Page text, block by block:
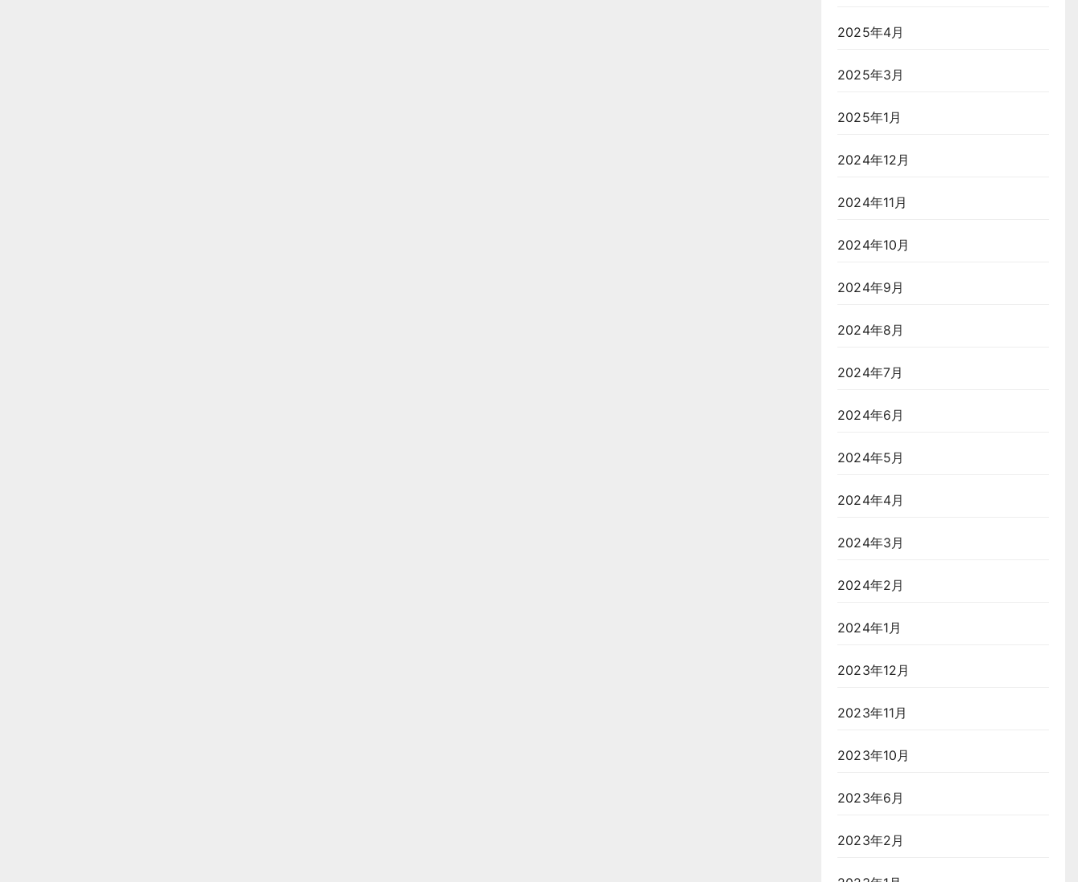
2025年4月
2025年3月
2025年1月
2024年12月
2024年11月
2024年10月
2024年9月
2024年8月
2024年7月
2024年6月
2024年5月
2024年4月
2024年3月
2024年2月
2024年1月
2023年12月
2023年11月
2023年10月
2023年6月
2023年2月